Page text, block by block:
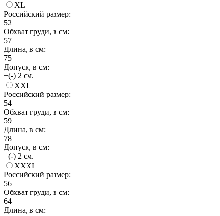
XL
Российский размер:
52
Обхват груди, в см:
57
Длина, в см:
75
Допуск, в см:
+(-) 2 см.
XXL
Российский размер:
54
Обхват груди, в см:
59
Длина, в см:
78
Допуск, в см:
+(-) 2 см.
XXXL
Российский размер:
56
Обхват груди, в см:
64
Длина, в см: